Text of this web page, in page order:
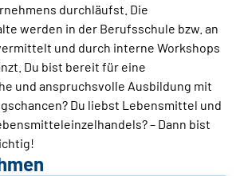
durchläufst. Die
werden in der Berufsschule bzw. an
und durch interne Workshops
Du bist bereit für eine
und anspruchsvolle Ausbildung mit
Du liebst Lebensmittel und
– Dann bist